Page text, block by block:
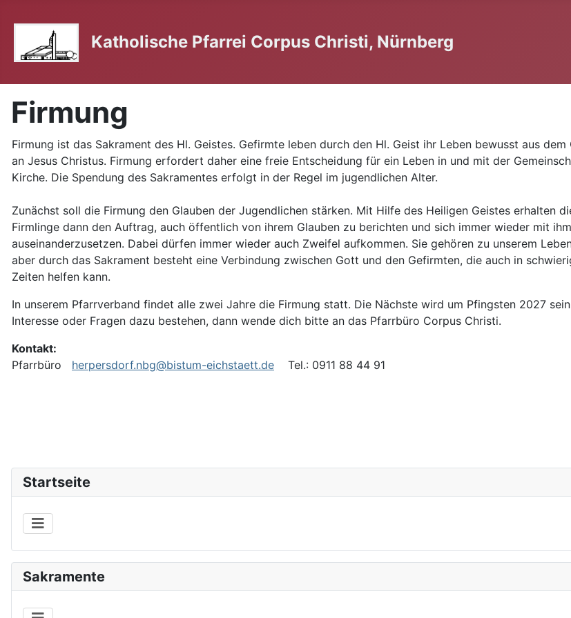
Katholische Pfarrei Corpus Christi, Nürnberg
Startseite
Sakramente
Firmung
Firmung ist das Sakrament des Hl. Geistes. Gefirmte leben durch den Hl. Geist ihr Leben bewusst aus dem
an Jesus Christus. Firmung erfordert daher eine freie Entscheidung für ein Leben in und mit der
Kirche. Die Spendung des Sakramentes erfolgt in der Regel im jugendlichen Alter.
Zunächst soll die Firmung den Glauben der Jugendlichen stärken. Mit Hilfe des Heiligen Geistes erhalten
Firmlinge dann den Auftrag, auch öffentlich von ihrem Glauben zu berichten und sich immer wieder mit ihm
auseinanderzusetzen. Dabei dürfen immer wieder auch Zweifel aufkommen. Sie gehören zu unserem
aber durch das Sakrament besteht eine Verbindung zwischen Gott und den Gefirmten, die auch in
Zeiten helfen kann.
In unserem Pfarrverband findet alle zwei Jahre die Firmung statt. Die Nächste wird um Pfingsten 2027
Interesse oder Fragen dazu bestehen, dann wende dich bitte an das Pfarrbüro Corpus Christi.
Kontakt:
Pfarrbüro herpersdorf.nbg@bistum-eichstaett.de Tel.: 0911 88 44 91